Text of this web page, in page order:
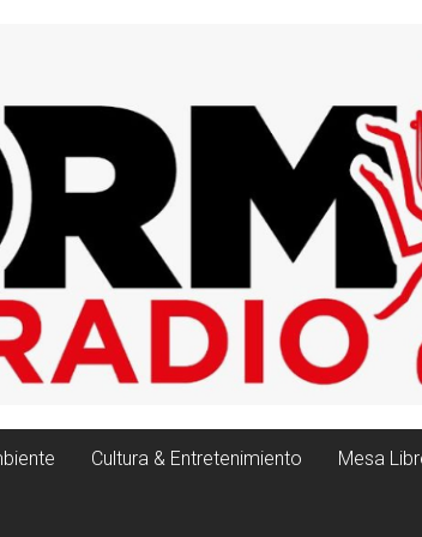
Cultura & Entretenimiento Mesa